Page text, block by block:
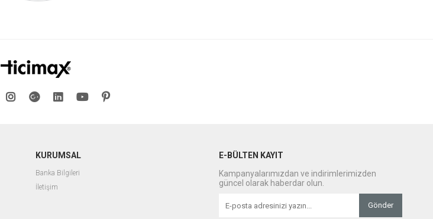
KURUMSAL
Banka Bilgileri
İletişim
E-BÜLTEN KAYIT
Kampanyalarımızdan ve indirimlerimizden
güncel olarak haberdar olun.
Gönder